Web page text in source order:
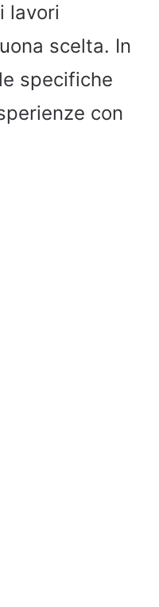
lavori
scelta. In
specifiche
con